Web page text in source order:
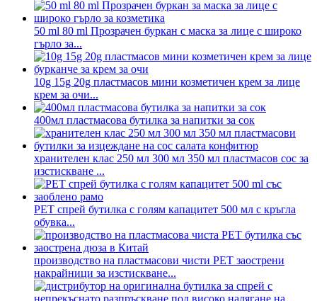
50 ml 80 ml Прозрачен буркан с маска за лице с широко
гърло за...
10g 15g 20g пластмасов мини козметичен крем за лице
крем за очи...
400мл пластмасова бутилка за напитки за сок
хранителен клас 250 мл 300 мл 350 мл пластмасов сос за
изстискване ...
PET спрей бутилка с голям капацитет 500 мл с кръгла
обувка...
производство на пластмасови чисти PET заострени
накрайници за изстискване...